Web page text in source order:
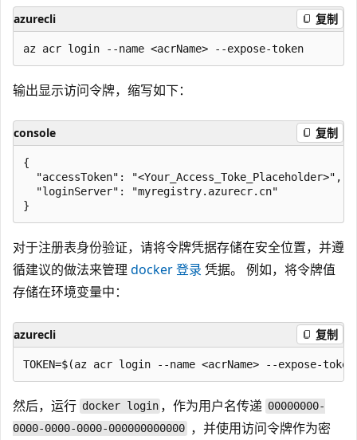
azurecli 复制
输出显示访问令牌，缩写如下：
console 复制
{
  "accessToken": "<Your_Access_Toke_Placeholder>",
  "loginServer": "myregistry.azurecr.cn"
对于注册表身份验证，请将令牌凭据存储在安全位置，并遵
循建议的做法来管理 docker 登录 凭据。 例如，将令牌值
存储在环境变量中：
azurecli 复制
然后，运行 docker login ，作为用户名传递 00000000-
0000-0000-0000-000000000000 ，并使用访问令牌作为密